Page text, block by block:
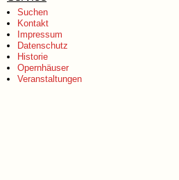
Suchen
Kontakt
Impressum
Datenschutz
Historie
Opernhäuser
Veranstaltungen